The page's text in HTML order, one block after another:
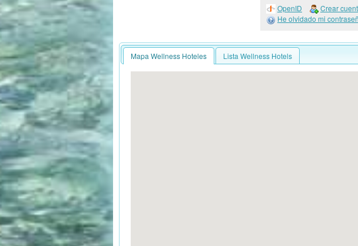
OpenID
Crear
He olvidado mi
Mapa Wellness Hoteles Lista Wellness Hotels